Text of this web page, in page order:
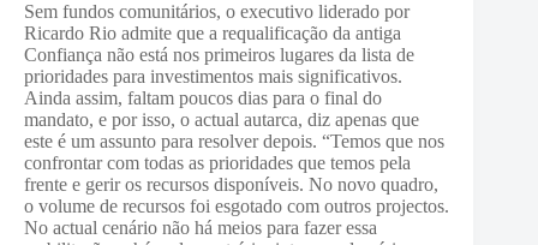
Sem fundos comunitários, o executivo liderado por
Ricardo Rio admite que a requalificação da antiga
Confiança não está nos primeiros lugares da lista de
prioridades para investimentos mais significativos.
Ainda assim, faltam poucos dias para o final do
mandato, e por isso, o actual autarca, diz apenas que
este é um assunto para resolver depois. “Temos que nos
confrontar com todas as prioridades que temos pela
frente e gerir os recursos disponíveis. No novo quadro,
o volume de recursos foi esgotado com outros projectos.
No actual cenário não há meios para fazer essa